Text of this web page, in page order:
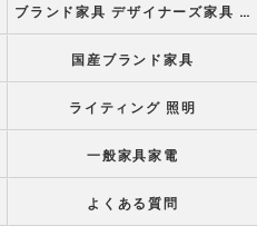
ブランド家具 デザイナーズ家具 高級オフィス家具
国産ブランド家具
ライティング 照明
一般家具家電
よくある質問